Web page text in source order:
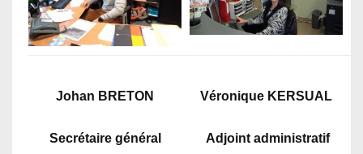
Johan BRETON
Secrétaire général
Véronique KERSUAL
Adjoint administratif